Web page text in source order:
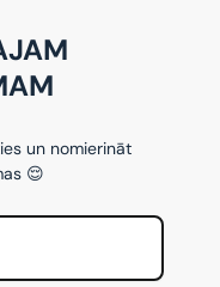
un nomierināt
😌